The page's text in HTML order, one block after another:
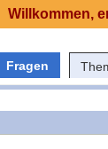
Fragen
Willkommen,